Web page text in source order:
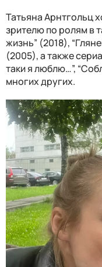
Татьяна Арнтгольц
зрителю по ролям в
жизнь” (2018),
(2005), а также
таки я люблю…”,
многих других.